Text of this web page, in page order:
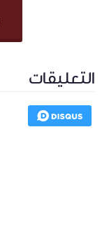
التعليقات